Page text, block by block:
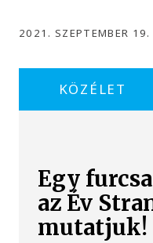
2021. SZEPTEMBER
KÖZÉLET
Egy
az Év
mutatjuk!